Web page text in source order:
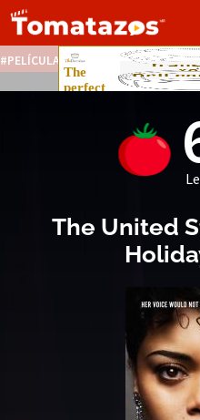
PELÍCULAS STREAMING GRATIS
The United